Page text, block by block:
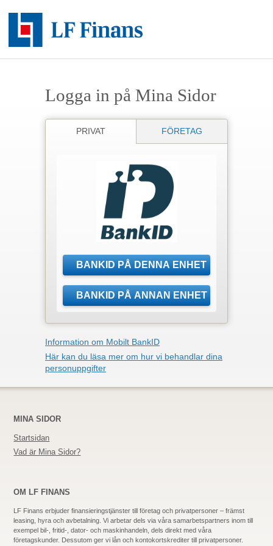
Logga in på Mina Sidor
PRIVAT FÖRETAG
Information om Mobilt BankID
Här kan du läsa mer om hur vi behandlar dina
personuppgifter
MINA SIDOR
Startsidan
Vad är Mina Sidor?
OM LF FINANS
LF Finans erbjuder finansieringstjänster till företag och privatpersoner – främst
leasing, hyra och avbetalning. Vi arbetar dels via våra samarbetspartners inom till
exempel bil-, fritid-,dator- och maskinhandeln, dels direkt med våra
företagskunder. Dessutom ger vi lån och kontokortskrediter till privatpersoner.